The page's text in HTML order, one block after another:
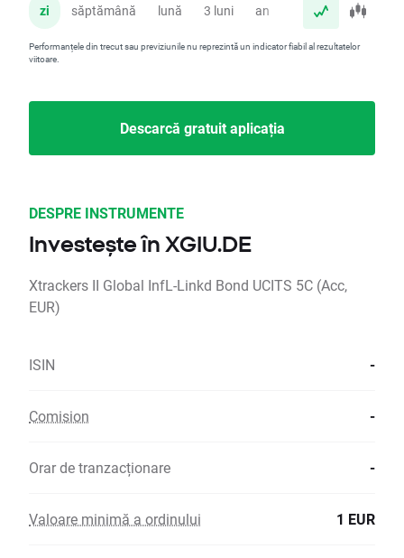
zi săptămână lună 3 luni an
Performanțele din trecut sau previziunile nu reprezintă un indicator fiabil al rezultatelor
viitoare.
Descarcă gratuit aplicația
DESPRE INSTRUMENTE
Investește în XGIU.DE
Xtrackers II Global InfL-Linkd Bond UCITS 5C (Acc,
EUR)
ISIN -
Comision -
Orar de tranzacționare -
Valoare minimă a ordinului 1 EUR